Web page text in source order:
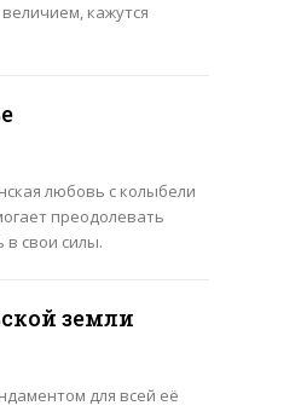
кажутся
любовь с колыбели
преодолевать
свои силы.
земли
для всей её